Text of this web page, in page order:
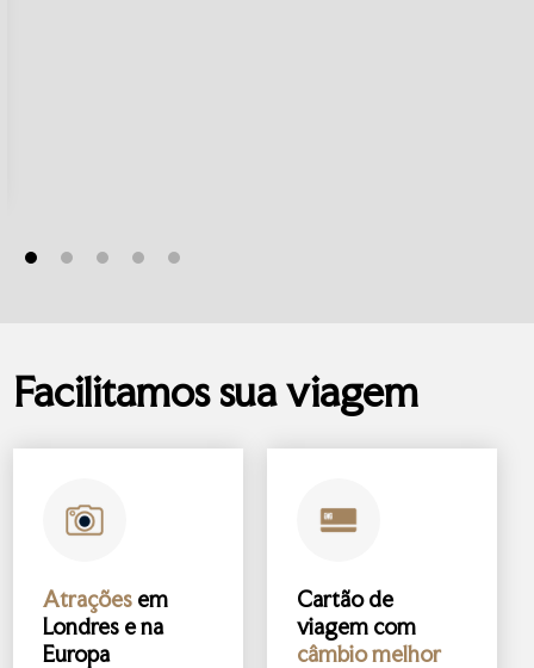
Facilitamos sua viagem
Atrações em
Londres e na
Europa
Cartão de
viagem com
câmbio melhor